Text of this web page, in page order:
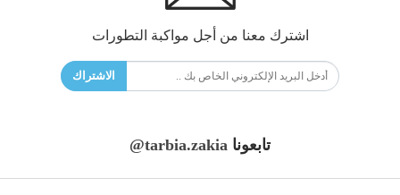
اشترك معنا من أجل مواكبة التطورات
الاشتراك
تابعونا @tarbia.zakia